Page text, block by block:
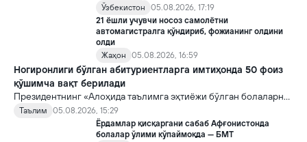
Ўзбекистон
05.08.2026, 17:19
21 ёшли учувчи носоз самолётни
автомагистралга қўндириб, фожианинг олдини
олди
Жаҳон
05.08.2026, 16:59
Ногиронлиги бўлган абитуриентларга имтиҳонда 50 фоиз
қўшимча вақт берилади
Президентнинг «Алоҳида таълимга эҳтиёжи бўлган болаларни
таълим ва ижтимоий хизматлар билан қамраб олиш тизимини
такомиллаштириш бўйича қўшимча чора-тадбирлар
тўғрисида»ги қарори билан инклюзив таълим соҳасида қатор
Таълим
05.08.2026, 15:29
Ёрдамлар қисқаргани сабаб Афғонистонда
болалар ўлими кўпаймоқда — БМТ